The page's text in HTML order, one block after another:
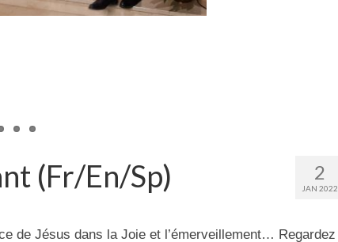
2
JAN 2022
(Fr/En/Sp)
de Jésus dans la Joie et l’émerveillement… Regardez